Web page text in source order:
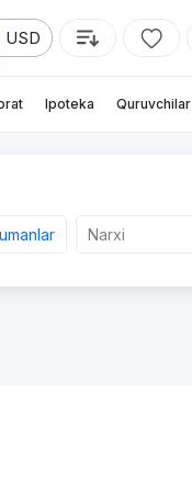
USD
Ipoteka Quruvchilar
Narxi